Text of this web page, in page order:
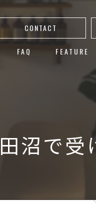
CONTACT
FAQ FEATURE
白髪ぼかし
レイヤーカッ
沼で受